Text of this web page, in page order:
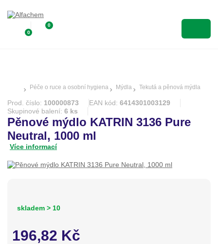
0
0
Péče o ruce a osobní hygiena Mýdla Tekutá a pěnová mýdla
Prod. číslo: 100000873 EAN kód: 6414301003129
Skupinové balení: 6 ks
Pěnové mýdlo KATRIN 3136 Pure
Neutral, 1000 ml
Více informací
skladem > 10
196,82 Kč